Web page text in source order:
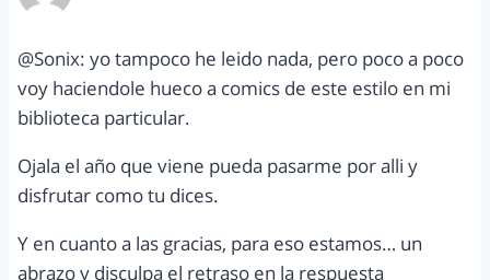
@Sonix: yo tampoco he leido nada, pero poco a poco
voy haciendole hueco a comics de este estilo en mi
biblioteca particular.
Ojala el año que viene pueda pasarme por alli y
disfrutar como tu dices.
Y en cuanto a las gracias, para eso estamos… un
abrazo y disculpa el retraso en la respuesta